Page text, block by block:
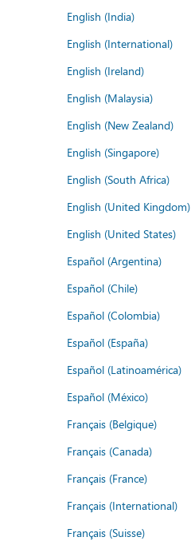
English (India)
English (International)
English (Ireland)
English (Malaysia)
English (New Zealand)
English (Singapore)
English (South Africa)
English (United Kingdom)
English (United States)
Español (Argentina)
Español (Chile)
Español (Colombia)
Español (España)
Español (Latinoamérica)
Español (México)
Français (Belgique)
Français (Canada)
Français (France)
Français (International)
Français (Suisse)